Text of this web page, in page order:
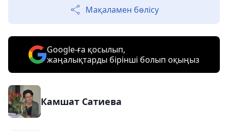
Мақаламен бөлісу
Google-ға қосылып,
жаңалықтарды бірінші болып оқыңыз
Камшат Сатиева